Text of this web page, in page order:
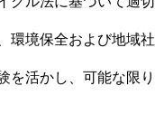
環境保全および地域社
を活かし、可能な限り